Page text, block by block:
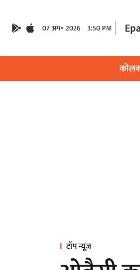
07 अग॰ 2026 3:50 PM
टॉप न्यूज़